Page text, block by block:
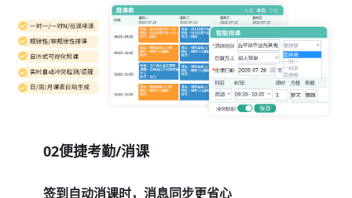
02便捷考勤/消课
签到自动消课时，消息同步更省心